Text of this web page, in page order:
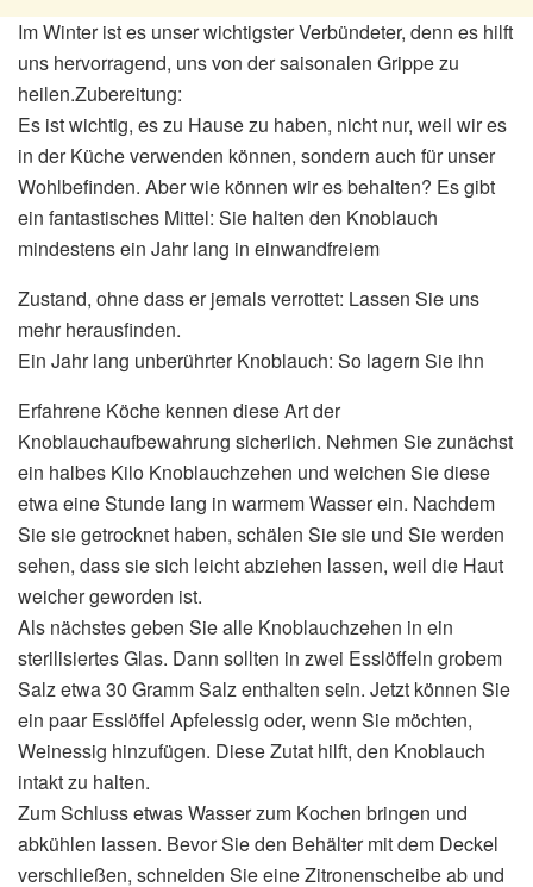
Im Winter ist es unser wichtigster Verbündeter, denn es hilft
uns hervorragend, uns von der saisonalen Grippe zu
heilen.Zubereitung:
Es ist wichtig, es zu Hause zu haben, nicht nur, weil wir es
in der Küche verwenden können, sondern auch für unser
Wohlbefinden. Aber wie können wir es behalten? Es gibt
ein fantastisches Mittel: Sie halten den Knoblauch
mindestens ein Jahr lang in einwandfreiem
Zustand, ohne dass er jemals verrottet: Lassen Sie uns
mehr herausfinden.
Ein Jahr lang unberührter Knoblauch: So lagern Sie ihn
Erfahrene Köche kennen diese Art der
Knoblauchaufbewahrung sicherlich. Nehmen Sie zunächst
ein halbes Kilo Knoblauchzehen und weichen Sie diese
etwa eine Stunde lang in warmem Wasser ein. Nachdem
Sie sie getrocknet haben, schälen Sie sie und Sie werden
sehen, dass sie sich leicht abziehen lassen, weil die Haut
weicher geworden ist.
Als nächstes geben Sie alle Knoblauchzehen in ein
sterilisiertes Glas. Dann sollten in zwei Esslöffeln grobem
Salz etwa 30 Gramm Salz enthalten sein. Jetzt können Sie
ein paar Esslöffel Apfelessig oder, wenn Sie möchten,
Weinessig hinzufügen. Diese Zutat hilft, den Knoblauch
intakt zu halten.
Zum Schluss etwas Wasser zum Kochen bringen und
abkühlen lassen. Bevor Sie den Behälter mit dem Deckel
verschließen, schneiden Sie eine Zitronenscheibe ab und